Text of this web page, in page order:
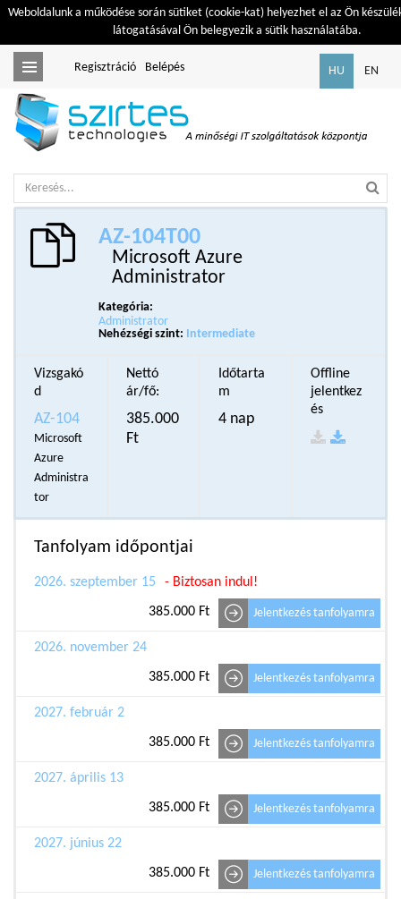
Weboldalunk a működése során sütiket (cookie-kat) helyezhet el az Ön
látogatásával Ön belegyezik a sütik használatába.
Toggle
navigation
HU EN
Regisztráció Belépés
AZ-104T00
Microsoft Azure
Administrator
Kategória:
Administrator
Nehézségi szint: Intermediate
Vizsgakó
d
AZ-104
Microsoft
Azure
Administra
tor
Nettó
ár/fő:
385.000
Ft
Időtarta
m
4 nap
Offline
jelentkez
és
Tanfolyam időpontjai
2026. szeptember 15 - Biztosan indul!
Jelentkezés tanfolyamra
385.000 Ft
2026. november 24
Jelentkezés tanfolyamra
385.000 Ft
2027. február 2
Jelentkezés tanfolyamra
385.000 Ft
2027. április 13
Jelentkezés tanfolyamra
385.000 Ft
2027. június 22
Jelentkezés tanfolyamra
385.000 Ft